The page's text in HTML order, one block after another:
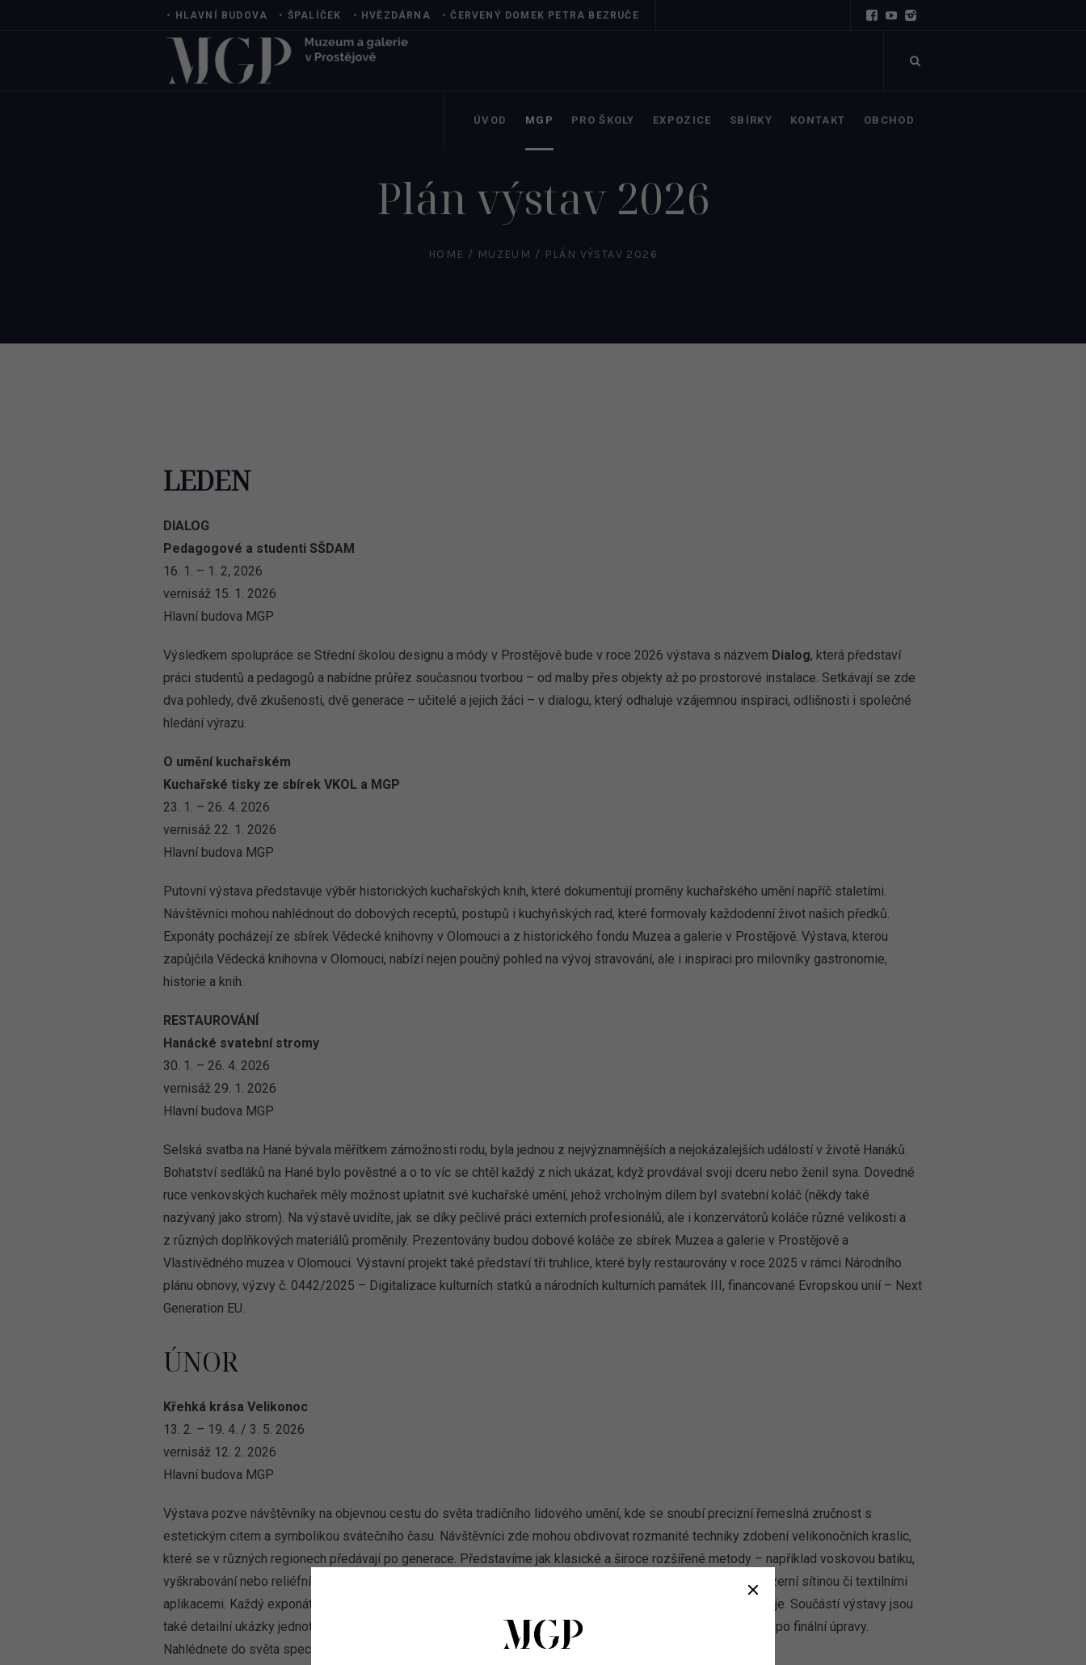
• HLAVNÍ BUDOVA • ŠPALÍČEK • HVĚZDÁRNA •ČERVENÝ DOMEK PETRA BEZRUČE
ÚVOD MGP PRO ŠKOLY EXPOZICE SBÍRKY KONTAKT OBCHOD
Plán výstav 2026
HOME / MUZEUM / PLÁN VÝSTAV 2026
LEDEN
DIALOG
Pedagogové a studenti SŠDAM
16. 1. – 1. 2, 2026
vernisáž 15. 1. 2026
Hlavní budova MGP
Výsledkem spolupráce se Střední školou designu a módy v Prostějově bude v roce 2026 výstava s názvem Dialog, která představí
práci studentů a pedagogů a nabídne průřez současnou tvorbou – od malby přes objekty až po prostorové instalace. Setkávají se zde
dva pohledy, dvě zkušenosti, dvě generace – učitelé a jejich žáci – v dialogu, který odhaluje vzájemnou inspiraci, odlišnosti i společné
hledání výrazu.
O umění kuchařském
Kuchařské tisky ze sbírek VKOL a MGP
23. 1. – 26. 4. 2026
vernisáž 22. 1. 2026
Hlavní budova MGP
Putovní výstava představuje výběr historických kuchařských knih, které dokumentují proměny kuchařského umění napříč staletími.
Návštěvníci mohou nahlédnout do dobových receptů, postupů i kuchyňských rad, které formovaly každodenní život našich předků.
Exponáty pocházejí ze sbírek Vědecké knihovny v Olomouci a z historického fondu Muzea a galerie v Prostějově. Výstava, kterou
zapůjčila Vědecká knihovna v Olomouci, nabízí nejen poučný pohled na vývoj stravování, ale i inspiraci pro milovníky gastronomie,
historie a knih.
RESTAUROVÁNÍ
Hanácké svatební stromy
30. 1. – 26. 4. 2026
vernisáž 29. 1. 2026
Hlavní budova MGP
Selská svatba na Hané bývala měřítkem zámožnosti rodu, byla jednou z nejvýznamnějších a nejokázalejších událostí v životě Hanáků.
Bohatství sedláků na Hané bylo pověstné a o to víc se chtěl každý z nich ukázat, když provdával svoji dceru nebo ženil syna. Dovedné
ruce venkovských kuchařek měly možnost uplatnit své kuchařské umění, jehož vrcholným dílem byl svatební koláč (někdy také
nazývaný jako strom). Na výstavě uvidíte, jak se díky pečlivé práci externích profesionálů, ale i konzervátorů koláče různé velikosti a
z různých doplňkových materiálů proměnily. Prezentovány budou dobové koláče ze sbírek Muzea a galerie v Prostějově a
Vlastivědného muzea v Olomouci. Výstavní projekt také představí tři truhlice, které byly restaurovány v roce 2025 v rámci Národního
plánu obnovy, výzvy č. 0442/2025 – Digitalizace kulturních statků a národních kulturních památek III, financované Evropskou unií – Next
Generation EU.
ÚNOR
Křehká krása Velikonoc
13. 2. – 19. 4. / 3. 5. 2026
vernisáž 12. 2. 2026
Hlavní budova MGP
Výstava pozve návštěvníky na objevnou cestu do světa tradičního lidového umění, kde se snoubí precizní řemeslná zručnost s
estetickým citem a symbolikou svátečního času. Návštěvníci zde mohou obdivovat rozmanité techniky zdobení velikonočních kraslic,
které se v různých regionech předávají po generace. Představíme jak klasické a široce rozšířené metody – například voskovou batiku,
vyškrabování nebo reliéfní zdobení horkým voskem – tak i méně známé techniky, jako je zdobení slámou i jezerní sítinou či textilními
aplikacemi. Každý exponát je originálem, který odráží nejen zručnost autorky, ale i kulturní specifika svého kraje. Součástí výstavy jsou
také detailní ukázky jednotlivých fází tvorby kraslic – od přípravy skořápky přes nanášení zdobných prvků až po finální úpravy.
Nahlédnete do světa speciálních nástrojů a pomůcek, bez nichž by tato jemná a precizní práce nebyla možná.